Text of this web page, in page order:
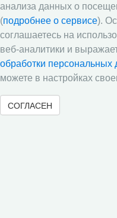
Приемная комиссия:
г. Вологда, ул.
Часы работы:
Понедельник-четверг:
Пятница:8:00-15:45
анализа данных о
(подробнее о сервисе).
соглашаетесь на
веб-аналитики и
обработки персональных
можете в настройках
СОГЛАСЕН